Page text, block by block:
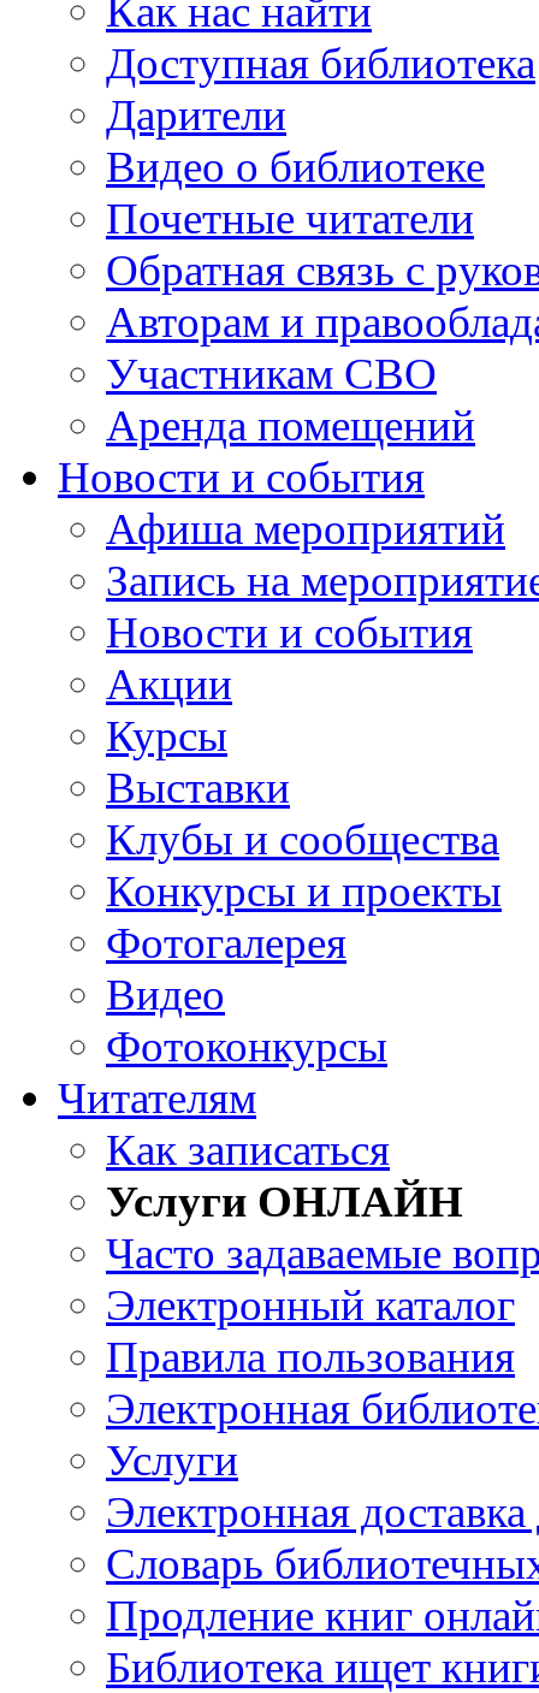
Как нас найти
Доступная библиотека
Дарители
Видео о библиотеке
Почетные читатели
Обратная связь с
Авторам и
Участникам СВО
Аренда помещений
Новости и события
Афиша мероприятий
Запись на
Новости и события
Акции
Курсы
Выставки
Клубы и сообщества
Конкурсы и проекты
Фотогалерея
Видео
Фотоконкурсы
Читателям
Как записаться
Услуги ОНЛАЙН
Часто задаваемые
Электронный каталог
Правила пользования
Электронная
Услуги
Электронная
Словарь
Продление книг
Библиотека ищет